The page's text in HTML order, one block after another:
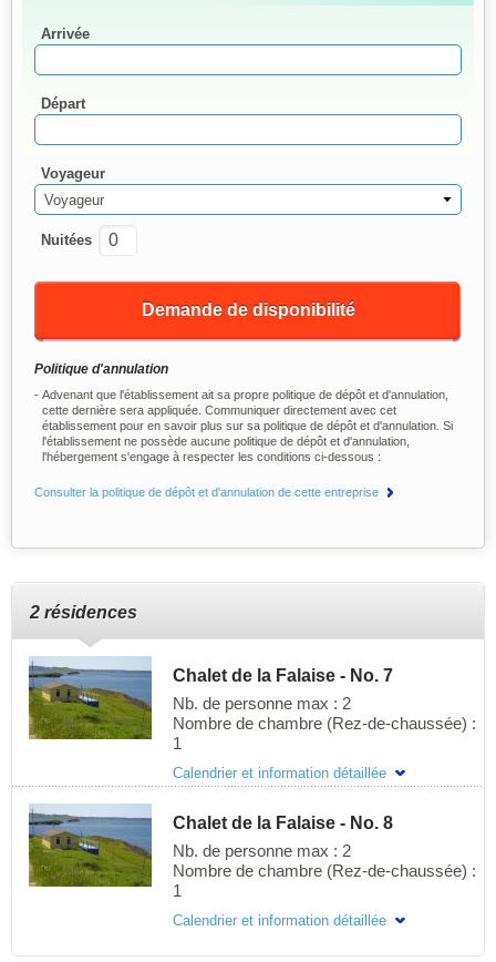
Arrivée
Départ
Voyageur
Voyageur
Nuitées
Demande de disponibilité
Politique d'annulation
Advenant que l'établissement ait sa propre politique de dépôt et d'annulation,
cette dernière sera appliquée. Communiquer directement avec cet
établissement pour en savoir plus sur sa politique de dépôt et d'annulation. Si
l'établissement ne possède aucune politique de dépôt et d'annulation,
l'hébergement s'engage à respecter les conditions ci-dessous :
Consulter la politique de dépôt et d'annulation de cette entreprise
2 résidences
Chalet de la Falaise - No. 7
Nb. de personne max : 2
Nombre de chambre (Rez-de-chaussée) :
1
Chalet jumelé, tout équipé face à la mer,
Couchers de soleil inoubliables, situé à
proximité des services.
Dimension de l'hébergement
Largeur :
4.27m / 14 pieds
Situation de l'unité :
Rez-de-chaussée
Calendrier et information détaillée
Chalet de la Falaise - No. 8
Nb. de personne max : 2
Nombre de chambre (Rez-de-chaussée) :
1
Chalet jumelé, tout équipé face à la mer,
Calendrier et information détaillée